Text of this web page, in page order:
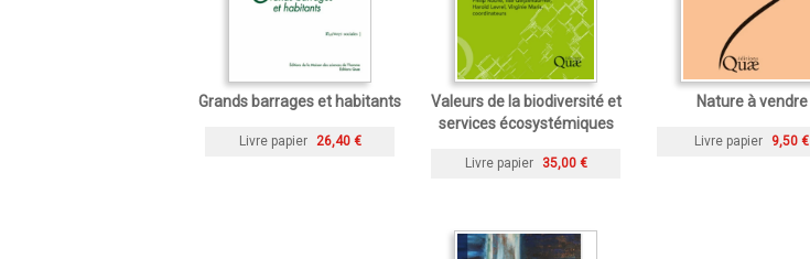
Grands barrages et habitants
Livre papier 26,40 €
Valeurs de la biodiversité et
services écosystémiques
Livre papier 35,00 €
Nature à vendre
Livre papier 9,50 €